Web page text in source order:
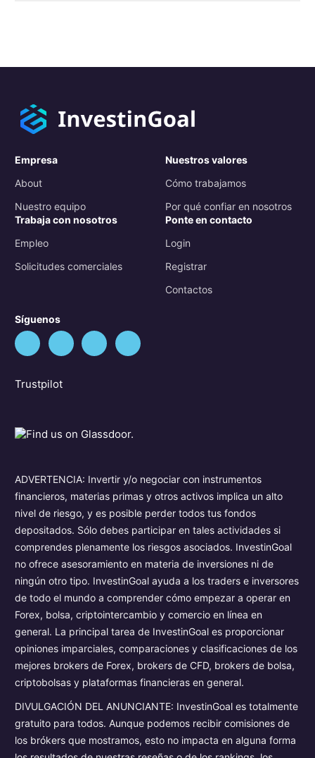
Empresa
About
Nuestro equipo
Nuestros valores
Cómo trabajamos
Por qué confiar en nosotros
Trabaja con nosotros
Empleo
Solicitudes comerciales
Ponte en contacto
Login
Registrar
Contactos
Síguenos
Trustpilot
ADVERTENCIA: Invertir y/o negociar con instrumentos
financieros, materias primas y otros activos implica un alto
nivel de riesgo, y es posible perder todos tus fondos
depositados. Sólo debes participar en tales actividades si
comprendes plenamente los riesgos asociados. InvestinGoal
no ofrece asesoramiento en materia de inversiones ni de
ningún otro tipo. InvestinGoal ayuda a los traders e inversores
de todo el mundo a comprender cómo empezar a operar en
Forex, bolsa, criptointercambio y comercio en línea en
general. La principal tarea de InvestinGoal es proporcionar
opiniones imparciales, comparaciones y clasificaciones de los
mejores brokers de Forex, brokers de CFD, brokers de bolsa,
criptobolsas y plataformas financieras en general.
DIVULGACIÓN DEL ANUNCIANTE: InvestinGoal es totalmente
gratuito para todos. Aunque podemos recibir comisiones de
los brókers que mostramos, esto no impacta en alguna forma